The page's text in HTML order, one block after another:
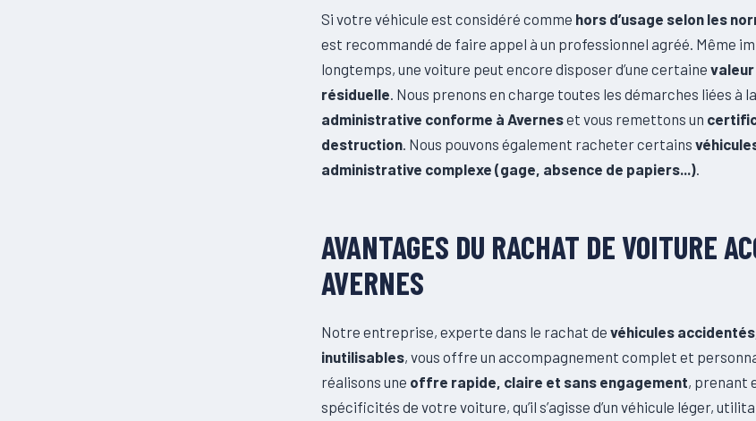
Si votre véhicule est considéré comme hors d’usage selon les
est recommandé de faire appel à un professionnel agréé. Même
longtemps, une voiture peut encore disposer d’une certaine
résiduelle . Nous prenons en charge toutes les démarches liées à la
administrative conforme à Averneset vous remettons un
destruction . Nous pouvons également racheter certains
administrative complexe (gage, absence de papiers...)
AVANTAGES DU RACHAT DE VOITURE
AVERNES
Notre entreprise, experte dans le rachat de véhicules
inutilisables, vous offre un accompagnement complet et
réalisons une offre rapide, claire et sans engagement, prenant
spécificités de votre voiture, qu’il s’agisse d’un véhicule léger,